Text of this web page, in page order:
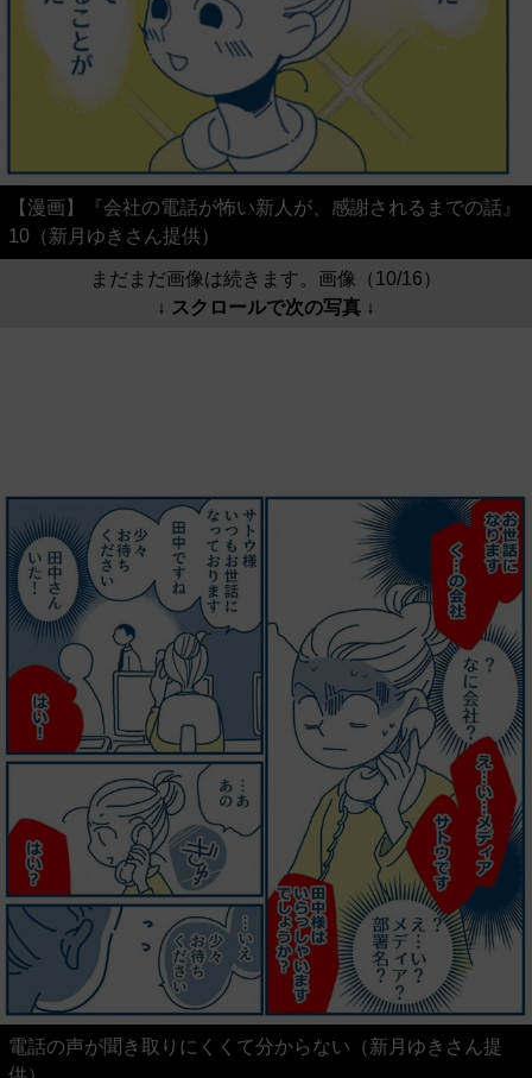
【漫画】『会社の電話が怖い新人が、感謝されるまでの話』
10（新月ゆきさん提供）
まだまだ画像は続きます。画像（10/16）
↓ スクロールで次の写真 ↓
電話の声が聞き取りにくくて分からない（新月ゆきさん提